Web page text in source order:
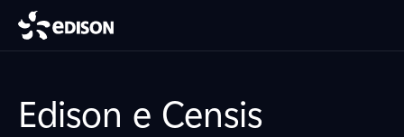
Edison e Censis